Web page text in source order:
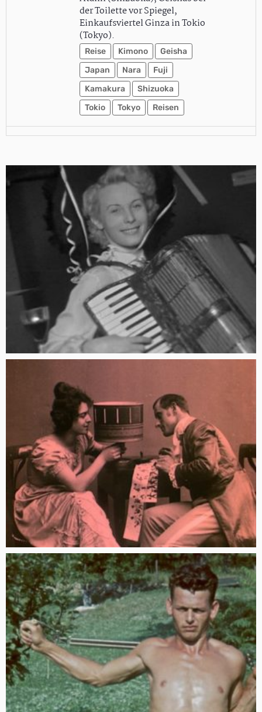
der Toilette vor Spiegel,
Einkaufsviertel Ginza in Tokio
(Tokyo).
Reise Kimono
Geisha
Japan
Nara
Fuji
Kamakura
Shizuoka
Tokio
Tokyo Reisen